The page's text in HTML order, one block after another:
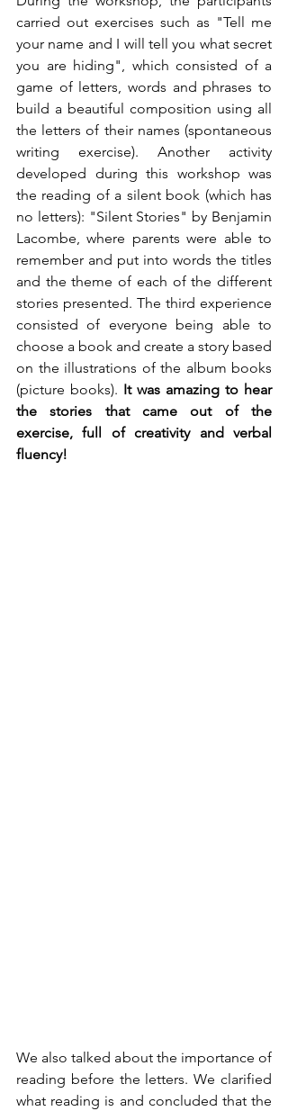
carried out exercises such as "Tell me
your name and I will tell you what secret
you are hiding", which consisted of a
game of letters, words and phrases to
build a beautiful composition using all
the letters of their names (spontaneous
writing exercise). Another activity
developed during this workshop was
the reading of a silent book (which has
no letters): "Silent Stories" by Benjamin
Lacombe, where parents were able to
remember and put into words the titles
and the theme of each of the different
stories presented. The third experience
consisted of everyone being able to
choose a book and create a story based
on the illustrations of the album books
(picture books). It was amazing to hear
the stories that came out of the
exercise, full of creativity and verbal
fluency!
We also talked about the importance of
reading before the letters. We clarified
what reading is and concluded that the